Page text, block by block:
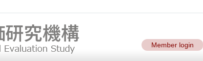
Member login